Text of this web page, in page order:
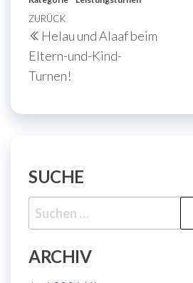
Beitragsnavigation
Vorheriger
Beitrag
ZURÜCK
Helau und Alaaf beim
Eltern-und-Kind-
Turnen!
SUCHE
Suche
nach:
ARCHIV